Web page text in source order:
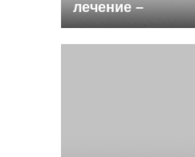
лечение –
профилактика!